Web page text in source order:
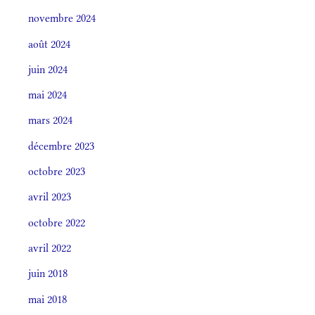
novembre 2024
août 2024
juin 2024
mai 2024
mars 2024
décembre 2023
octobre 2023
avril 2023
octobre 2022
avril 2022
juin 2018
mai 2018